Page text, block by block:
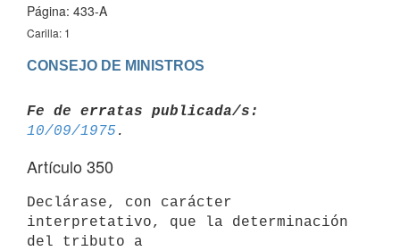
Página: 433-A
Carilla: 1
CONSEJO DE MINISTROS
Fe de erratas publicada/s:
10/09/1975
Artículo 350
Declárase, con carácter
interpretativo, que la determinación
del tributo a